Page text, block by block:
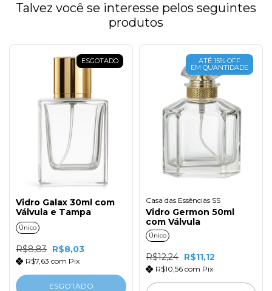
Talvez você se interesse pelos seguintes
produtos
ESGOTADO
Vidro Galax 30ml com
Válvula e Tampa
Único
R$8,83 R$8,03
R$7,63 com Pix
ESGOTADO
ATÉ 15% OFF
EM QUANTIDADE
Casa das Essências SS
Vidro Germon 50ml
com Válvula
Único
R$12,24 R$11,12
R$10,56 com Pix